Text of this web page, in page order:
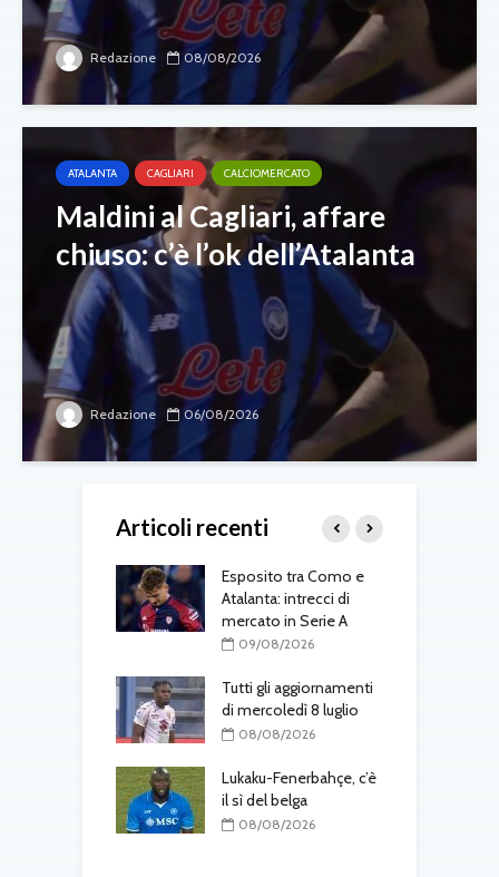
Redazione 08/08/2026
ATALANTA CAGLIARI CALCIOMERCATO
Maldini al Cagliari, affare
chiuso: c’è l’ok dell’Atalanta
Redazione 06/08/2026
Articoli recenti
Esposito tra Como e
Atalanta: intrecci di
mercato in Serie A
09/08/2026
Tutti gli aggiornamenti
di mercoledì 8 luglio
08/08/2026
Lukaku-Fenerbahçe, c’è
il sì del belga
08/08/2026